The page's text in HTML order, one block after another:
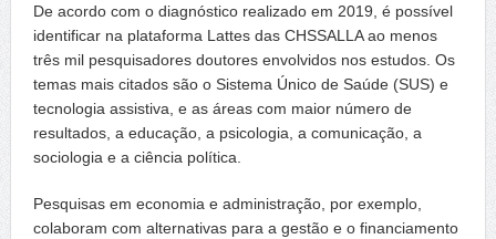
De acordo com o diagnóstico realizado em 2019, é possível
identificar na plataforma Lattes das CHSSALLA ao menos
três mil pesquisadores doutores envolvidos nos estudos. Os
temas mais citados são o Sistema Único de Saúde (SUS) e
tecnologia assistiva, e as áreas com maior número de
resultados, a educação, a psicologia, a comunicação, a
sociologia e a ciência política.
Pesquisas em economia e administração, por exemplo,
colaboram com alternativas para a gestão e o financiamento